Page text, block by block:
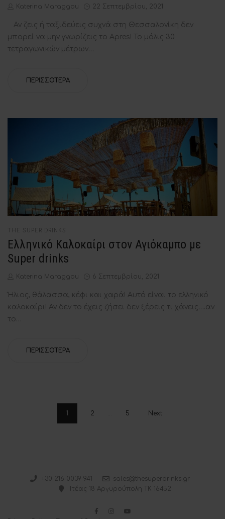
by
Katerina Maraggou
Posted
22 Σεπτεμβρίου, 2021
Αν ζεις ή ταξιδεύεις συχνά στη Θεσσαλονίκη δεν
μπορεί να μην γνωρίζεις το Apres! Το μόλις 30
τετραγωνικών μέτρων…
ΠΕΡΙΣΣΌΤΕΡΑ
POSTED
THE SUPER DRINKS
Ελληνικό Καλοκαίρι στον Αγιόκαμπο με
Super drinks
by
Katerina Maraggou
Posted
6 Σεπτεμβρίου, 2021
Ήλιος, θάλασσα, κέφι και χαρά! Αυτό είναι το ελληνικό
καλοκαίρι! Αν δεν το έχεις ζήσει δεν ξέρεις τι χάνεις….αν
το…
ΠΕΡΙΣΣΌΤΕΡΑ
1 2 5 Next
+30 216 0039 941
sales@thesuperdrinks.gr
Ιτέας 18 Αργυρούπολη ΤΚ 16452